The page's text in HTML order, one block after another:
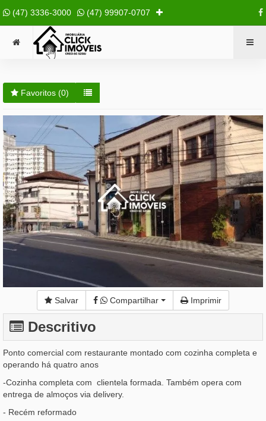
(47) 3336-3000 (47) 99907-0707
Favoritos (0)
Salvar Compartilhar Imprimir
Descritivo
Ponto comercial com restaurante montado com cozinha completa e
operando há quatro anos
-Cozinha completa com clientela formada. Também opera com
entrega de almoços via delivery.
- Recém reformado